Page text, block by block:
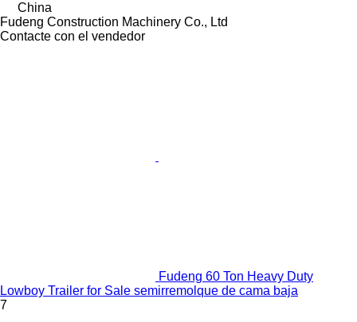
China
Fudeng Construction Machinery Co., Ltd
Contacte con el vendedor
Fudeng 60 Ton Heavy Duty
Lowboy Trailer for Sale semirremolque de cama baja
7